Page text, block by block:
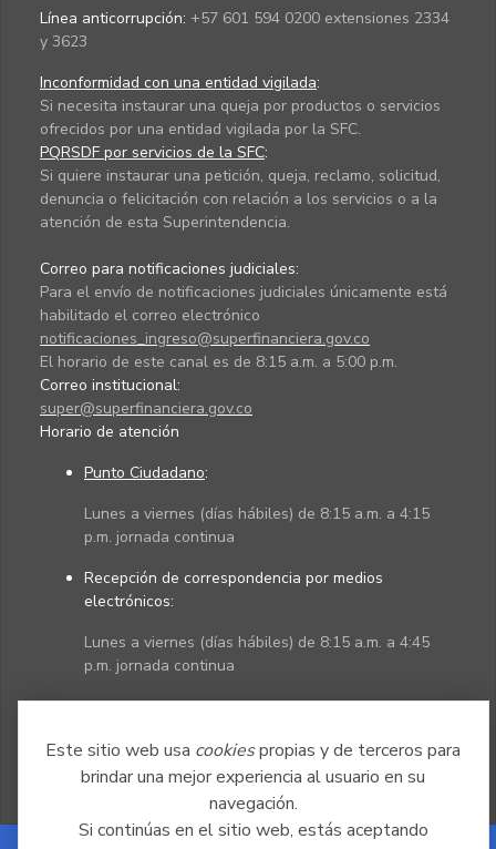
Este sitio web usa cookiespropias y de terceros para
brindar una mejor experiencia al usuario en su
navegación.
Si continúas en el sitio web, estás aceptando
Línea anticorrupción: +57 601 594 0200 extensiones 2334
y 3623
Inconformidad con una entidad vigilada:
Si necesita instaurar una queja por productos o servicios
ofrecidos por una entidad vigilada por la SFC.
PQRSDF por servicios de la SFC:
Si quiere instaurar una petición, queja, reclamo, solicitud,
denuncia o felicitación con relación a los servicios o a la
atención de esta Superintendencia.
Correo para notificaciones judiciales:
Para el envío de notificaciones judiciales únicamente está
habilitado el correo electrónico
notificaciones_ingreso@superfinanciera.gov.co
El horario de este canal es de 8:15 a.m. a 5:00 p.m.
Correo institucional:
super@superfinanciera.gov.co
Horario de atención
Punto Ciudadano:
Lunes a viernes (días hábiles) de 8:15 a.m. a 4:15
p.m. jornada continua
Recepción de correspondencia por medios
electrónicos:
Lunes a viernes (días hábiles) de 8:15 a.m. a 4:45
p.m. jornada continua